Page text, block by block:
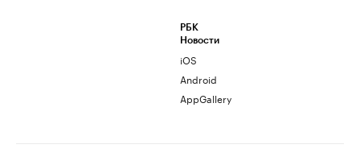
РБК
Новости
iOS
Android
AppGallery